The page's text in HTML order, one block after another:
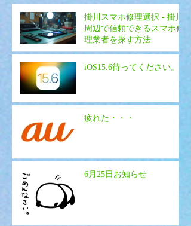
掛川スマホ修理選択 - 掛川
周辺で信頼できるスマホ修
理業者を探す方法
iOS15.6待ってください。
疲れた・・・
6月25日お知らせ